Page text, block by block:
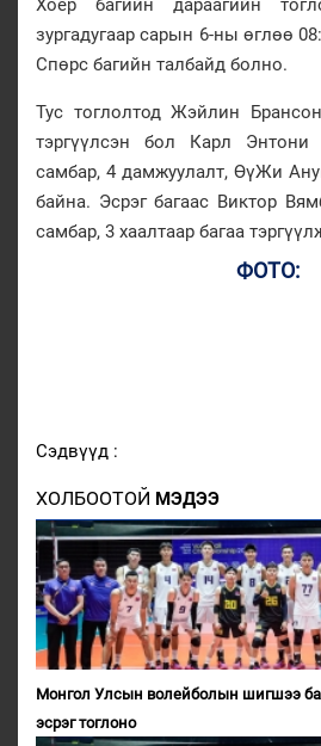
зургадугаар сарын 6-ны өглөө
Спөрс багийн талбайд болно.
Тус тоглолтод Жэйлин
тэргүүлсэн бол Карл
самбар, 4 дамжуулалт, ӨүЖи
байна. Эсрэг багаас Виктор
самбар, 3 хаалтаар багаа
ФОТО:
Сэдвүүд :
ХОЛБООТОЙ МЭДЭЭ
Монгол Улсын волейболын шигшээ
эсрэг тоглоно